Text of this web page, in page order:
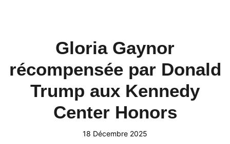
Gloria Gaynor
récompensée par Donald
Trump aux Kennedy
Center Honors
18 Décembre 2025